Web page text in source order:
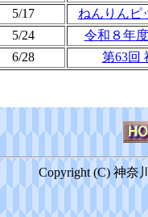
5/17
ねんりんピ
5/24
令和８年
6/28 第63回
Copyright (C) 神奈